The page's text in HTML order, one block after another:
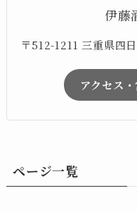
伊藤
〒512-1211 三重県四
アクセス
ページ一覧